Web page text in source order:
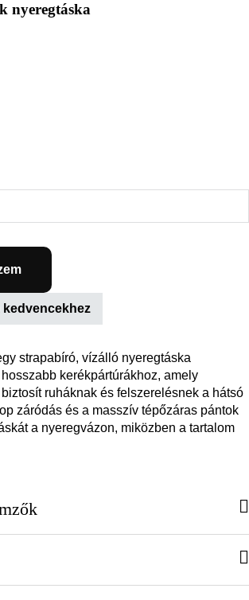
nyeregtáska
kedvencekhez
strapabíró, vízálló nyeregtáska
kerékpártúrákhoz, amely
ruháknak és felszerelésnek a hátsó
záródás és a masszív tépőzáras pántok
a nyeregvázon, miközben a tartalom